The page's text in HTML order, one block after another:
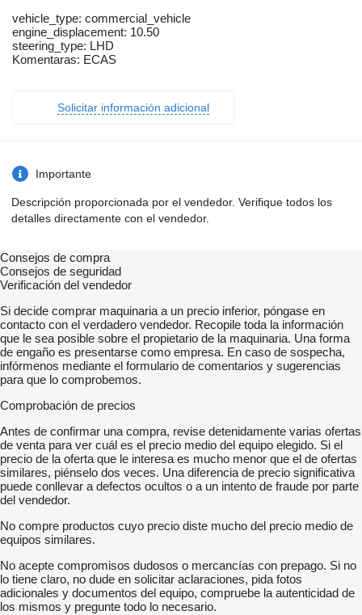
vehicle_type: commercial_vehicle
engine_displacement: 10.50
steering_type: LHD
Komentaras: ECAS
Solicitar información adicional
Importante
Descripción proporcionada por el vendedor. Verifique todos los
detalles directamente con el vendedor.
Consejos de compra
Consejos de seguridad
Verificación del vendedor
Si decide comprar maquinaria a un precio inferior, póngase en
contacto con el verdadero vendedor. Recopile toda la información
que le sea posible sobre el propietario de la maquinaria. Una forma
de engaño es presentarse como empresa. En caso de sospecha,
infórmenos mediante el formulario de comentarios y sugerencias
para que lo comprobemos.
Comprobación de precios
Antes de confirmar una compra, revise detenidamente varias ofertas
de venta para ver cuál es el precio medio del equipo elegido. Si el
precio de la oferta que le interesa es mucho menor que el de ofertas
similares, piénselo dos veces. Una diferencia de precio significativa
puede conllevar a defectos ocultos o a un intento de fraude por parte
del vendedor.
No compre productos cuyo precio diste mucho del precio medio de
equipos similares.
No acepte compromisos dudosos o mercancías con prepago. Si no
lo tiene claro, no dude en solicitar aclaraciones, pida fotos
adicionales y documentos del equipo, compruebe la autenticidad de
los mismos y pregunte todo lo necesario.